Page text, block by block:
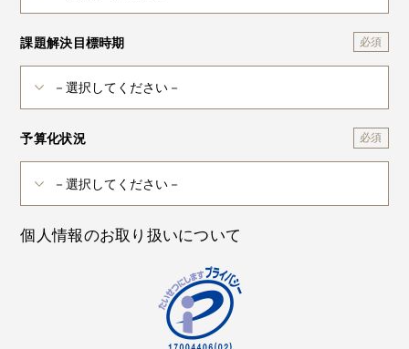
課題解決目標時期
予算化状況
個人情報のお取り扱いについて